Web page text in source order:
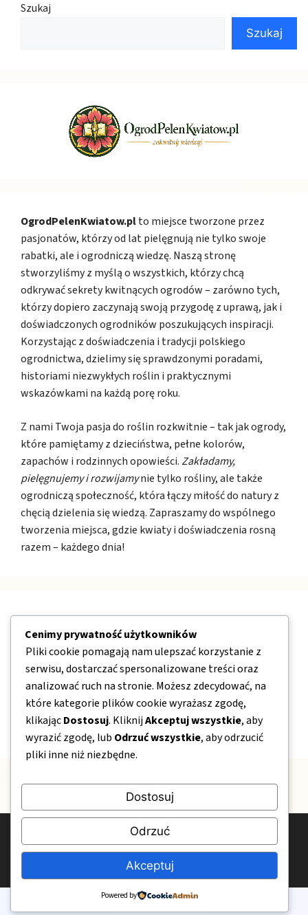
Szukaj
Szukaj
OgrodPelenKwiatow.plto miejsce tworzone przez
pasjonatów, którzy od lat pielęgnują nie tylko swoje
rabatki, ale i ogrodniczą wiedzę. Naszą stronę
stworzyliśmy z myślą o wszystkich, którzy chcą
odkrywać sekrety kwitnących ogrodów – zarówno tych,
którzy dopiero zaczynają swoją przygodę z uprawą, jak i
doświadczonych ogrodników poszukujących inspiracji.
Korzystając z doświadczenia i tradycji polskiego
ogrodnictwa, dzielimy się sprawdzonymi poradami,
historiami niezwykłych roślin i praktycznymi
wskazówkami na każdą porę roku.
Z nami Twoja pasja do roślin rozkwitnie – tak jak ogrody,
które pamiętamy z dzieciństwa, pełne kolorów,
zapachów i rodzinnych opowieści.Zakładamy,
pielęgnujemy i rozwijamynie tylko rośliny, ale także
ogrodniczą społeczność, która łączy miłość do natury z
chęcią dzielenia się wiedzą. Zapraszamy do wspólnego
tworzenia miejsca, gdzie kwiaty i doświadczenia rosną
razem – każdego dnia!
Nawigacja
Kontakt
Mapa strony
Polityka prywatności
© 2026 OgrodPelenKwiatow.pl
Polityka prywatności
Kontakt
Cenimy prywatność użytkowników
Pliki cookie pomagają nam ulepszać korzystanie z
serwisu, dostarczać spersonalizowane treści oraz
analizować ruch na stronie. Możesz zdecydować, na
które kategorie plików cookie wyrażasz zgodę,
klikającDostosuj. KliknijAkceptuj wszystkie, aby
wyrazić zgodę, lub Odrzuć wszystkie, aby odrzucić
pliki inne niż niezbędne.
Dostosuj
Odrzuć
Akceptuj
Powered by